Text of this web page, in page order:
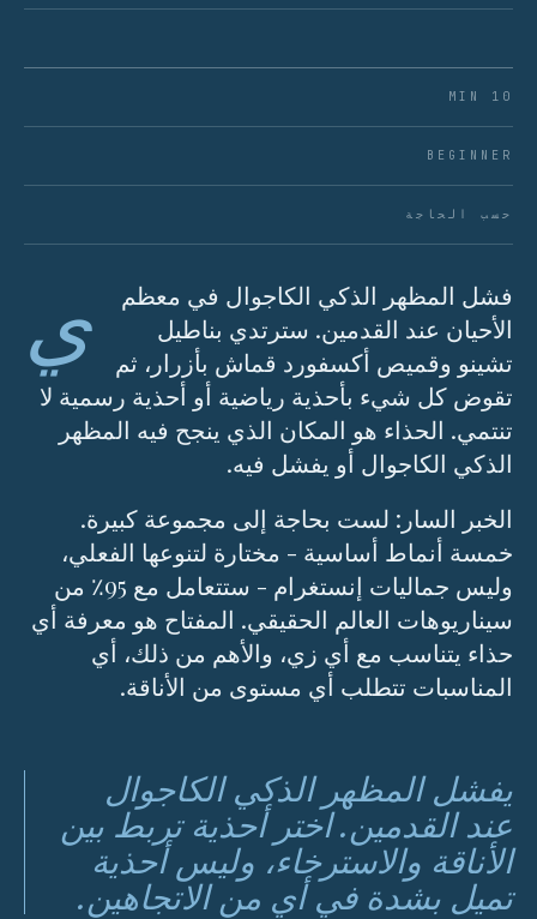
10 MIN
BEGINNER
حسب الحاجة
ي
فشل المظهر الذكي الكاجوال في معظم
الأحيان عند القدمين. سترتدي بناطيل
تشينو وقميص أكسفورد قماش بأزرار، ثم
تقوض كل شيء بأحذية رياضية أو أحذية رسمية لا
تنتمي. الحذاء هو المكان الذي ينجح فيه المظهر
الذكي الكاجوال أو يفشل فيه.
الخبر السار: لست بحاجة إلى مجموعة كبيرة.
خمسة أنماط أساسية - مختارة لتنوعها الفعلي،
وليس جماليات إنستغرام - ستتعامل مع 95٪ من
سيناريوهات العالم الحقيقي. المفتاح هو معرفة أي
حذاء يتناسب مع أي زي، والأهم من ذلك، أي
المناسبات تتطلب أي مستوى من الأناقة.
يفشل المظهر الذكي الكاجوال
عند القدمين. اختر أحذية تربط بين
الأناقة والاسترخاء، وليس أحذية
تميل بشدة في أي من الاتجاهين.